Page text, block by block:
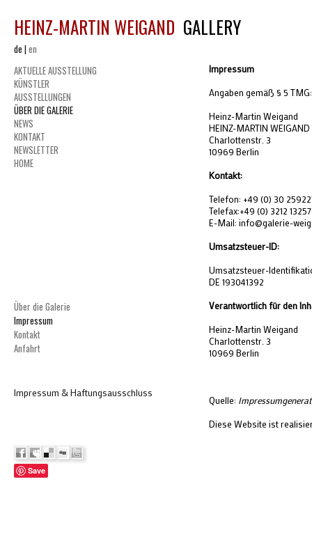
HEINZ-MARTIN WEIGAND GALLERY
de |en
AKTUELLE AUSSTELLUNG
KÜNSTLER
AUSSTELLUNGEN
ÜBER DIE GALERIE
NEWS
KONTAKT
NEWSLETTER
HOME
Über die Galerie
Impressum
Kontakt
Anfahrt
Impressum & Haftungsausschluss
Save
Impressum
Angaben gemäß § 5 TMG:
Heinz-Martin Weigand
HEINZ-MARTIN WEIGAND
Charlottenstr. 3
10969 Berlin
Kontakt:
Telefon: +49 (0) 30
Telefax:+49 (0) 3212
E-Mail: info@galerie-
Umsatzsteuer-ID:
Umsatzsteuer-
DE 193041392
Verantwortlich für den
Heinz-Martin Weigand
Charlottenstr. 3
10969 Berlin
Quelle:
Diese Website ist